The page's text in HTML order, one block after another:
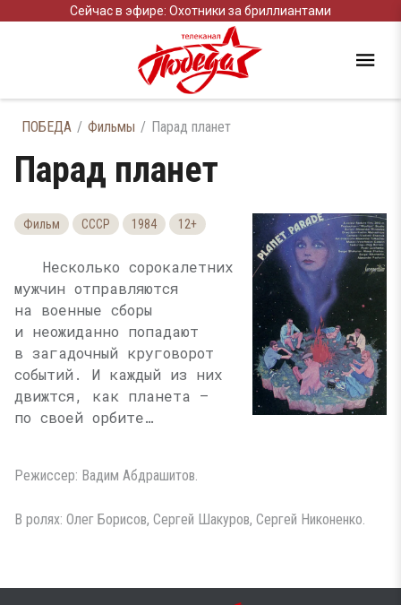
Сейчас в эфире: Охотники за бриллиантами
ПОБЕДА Фильмы Парад планет
Парад планет
Фильм СССР 1984 12+
Несколько сорокалетних
мужчин отправляются
на военные сборы
и неожиданно попадают
в загадочный круговорот
событий. И каждый из них
движтся, как планета —
по своей орбите…
Режиссер: Вадим Абдрашитов.
В ролях: Олег Борисов, Сергей Шакуров, Сергей Никоненко.